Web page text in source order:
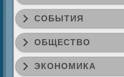
СОБЫТИЯ
ОБЩЕСТВО
ЭКОНОМИКА